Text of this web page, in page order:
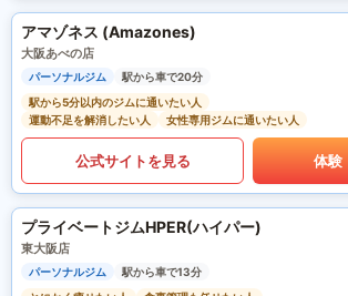
アマゾネス (Amazones)
大阪あべの店
パーソナルジム
駅から車で20分
駅から5分以内のジムに通いたい人
運動不足を解消したい人
女性専用ジムに通いたい人
公式サイトを見る 体験
プライベートジムHPER(ハイパー)
東大阪店
パーソナルジム
駅から車で13分